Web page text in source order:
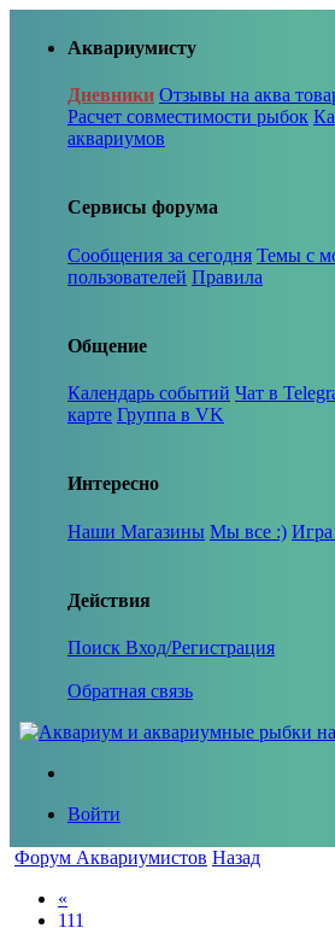
Аквариумисту
Дневники Отзывы на аква
Расчет совместимости рыбок
аквариумов
Сервисы форума
Сообщения за сегодня Темы с
пользователей Правила
Общение
Календарь событий Чат в
карте Группа в VK
Интересно
Наши Магазины Мы все :) Игра
Действия
Поиск Вход/Регистрация
Обратная связь
Войти
Форум Аквариумистов Назад
«
111